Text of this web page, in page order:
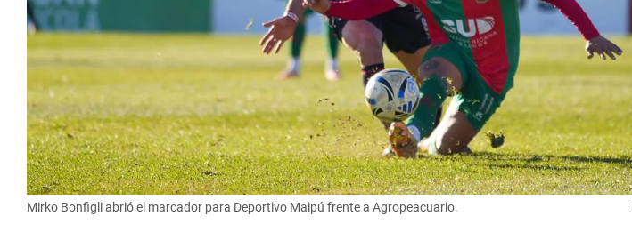
Mirko Bonfigli abrió el marcador para Deportivo Maipú frente a Agropeacuario.